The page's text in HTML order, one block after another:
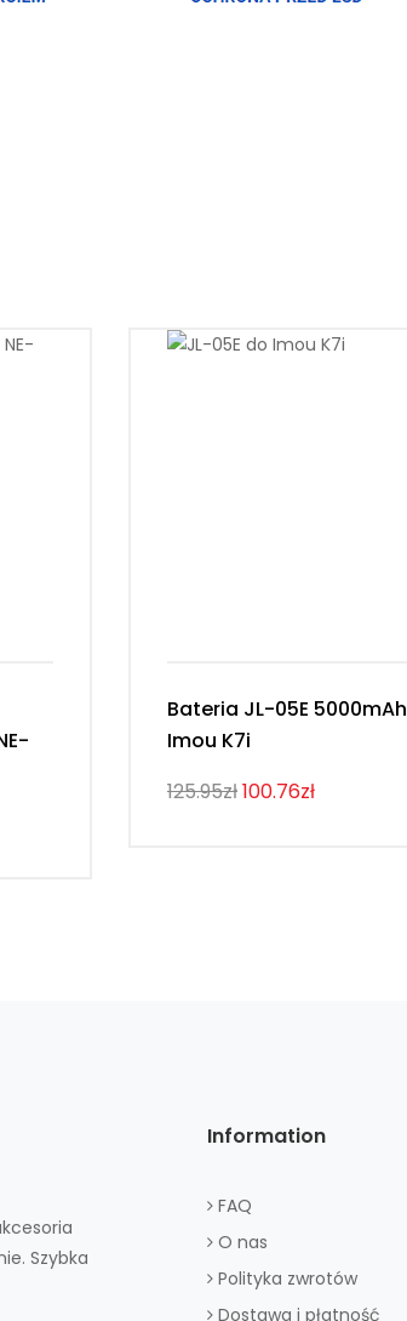
Bateria JL-05E 5000mAh
Imou K7i
125.95zł100.76zł
Szybka
Information
FAQ
O nas
Polityka zwrotów
Dostawa i płatność